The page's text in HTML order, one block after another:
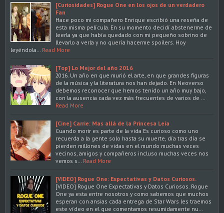
[Curiosidades] Rogue One en los ojos de un verdadero
Fan
Hace poco mi compañero Enrique escribió una reseña de
esta misma película. En su momento decidí abstenerme de
leerla ya que había quedado con mi pequeño sobrino de
llevarlo a verla y no quería hacerme spoilers. Hoy
leyéndola…
Read More
[Top] Lo Mejor del año 2016
2016. Un año en que murió el arte, en que grandes figuras
de la música y la literatura nos han dejado. En Neoverso
debemos reconocer que hemos tenido un año muy bajo,
con la ausencia cada vez más frecuentes de varios de …
Read More
[Cine] Carrie: Mas allá de la Princesa Leia
Cuando morir es parte de la vida Es curioso como uno
recuerda a la gente solo hasta su muerte, día tras día se
pierden millones de vidas en el mundo muchas veces
vecinos, amigos y compañeros incluso muchas veces nos
vemos s…
Read More
[VIDEO] Rogue One: Expectativas y Datos Curiosos.
[VIDEO] Rogue One Expectativas y Datos Curiosos. Rogue
One ya esta entre nosotros y como sabemos que muchos
esperan con ansias cada entrega de Star Wars les traemos
este vídeo en el que comentamos resumidamente nu…